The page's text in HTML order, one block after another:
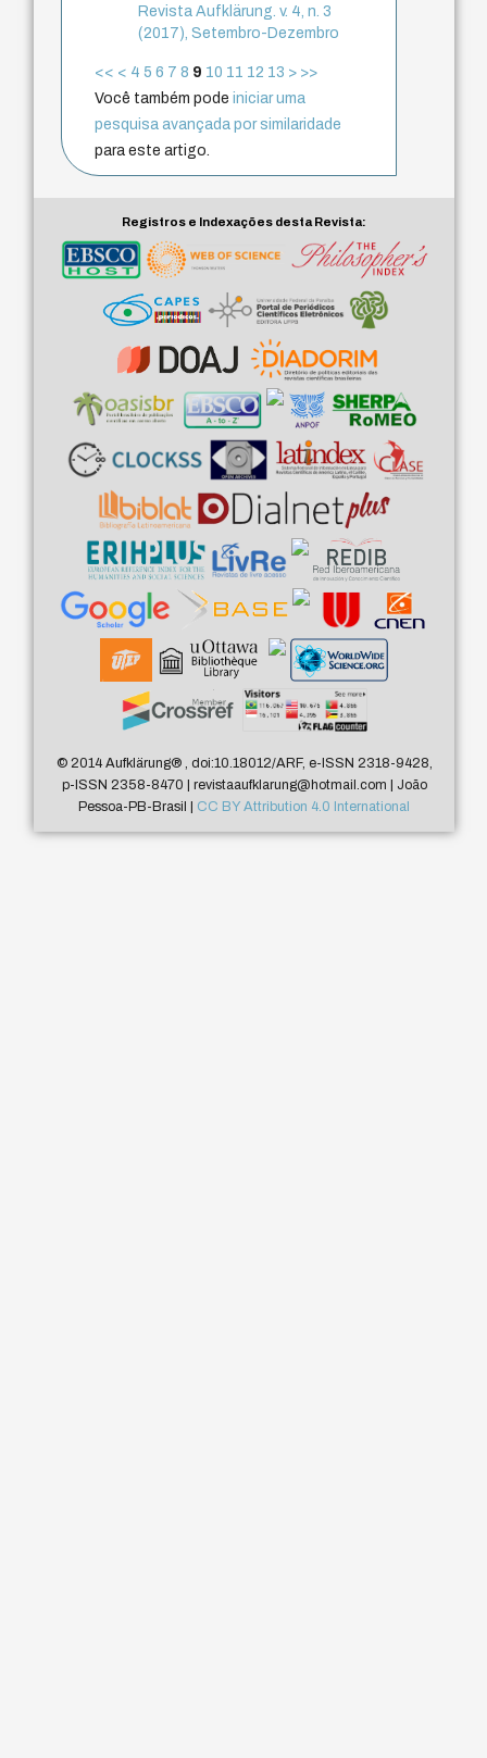
Revista Aufklärung. v. 4, n. 3
(2017), Setembro-Dezembro
<< < 4 5 6 7 8 9 10 11 12 13 > >>
Você também podeiniciar uma
pesquisa avançada por similaridade
para este artigo.
Registros e Indexações desta Revista:
© 2014 Aufklärung®, doi:10.18012/ARF, e-ISSN 2318-9428,
p-ISSN 2358-8470 | revistaaufklarung@hotmail.com | João
Pessoa-PB-Brasil | CC BY Attribution 4.0 International